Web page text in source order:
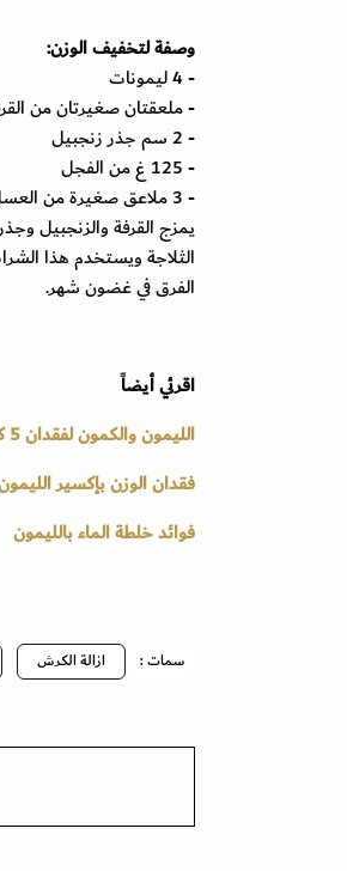
وصفة لتخفيف الوزن:
- 4 ليمونات
- ملعقتان صغيرتان من
- 2 سم جذر زنجبيل
- 125 غ من الفجل
- 3 ملاعق صغيرة من العسل
يمزج القرفة والزنجبيل
الفرق في غضون شهر.
اقرئي أيضاً
الليمون والكمون لفقدان 5 كلغ بسرعة
فقدان الوزن بإكسير
فوائد خلطة الماء بالليمون
سمات : ازالة الكرش